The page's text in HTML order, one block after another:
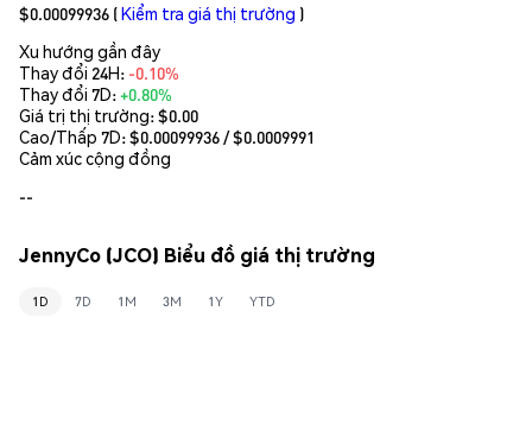
$0.00099936 (Kiểm tra giá thị trường )
Xu hướng gần đây
Thay đổi 24H: -0.10%
Thay đổi 7D:+0.80%
Giá trị thị trường:$0.00
Cao/Thấp 7D: $0.00099936/ $0.0009991
Cảm xúc cộng đồng
--
JennyCo (JCO) Biểu đồ giá thị trường
1D 7D 1M 3M 1Y YTD